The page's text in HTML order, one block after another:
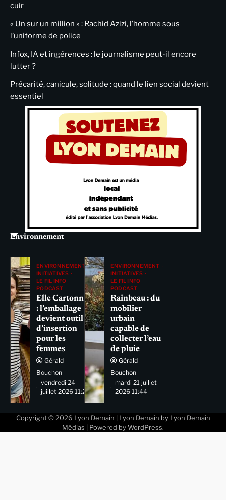
cuir
« Un sur un million » : Rachid Azizi, l’homme sous
l’uniforme de police
Infox, IA et ingérences : le journalisme peut-il encore
lutter ?
Précarité, canicule, solitude : quand le lien social devient
essentiel
Environnement
ENVIRONNEMENT
INITIATIVES
LE FIL INFO
PODCAST
Elle Cartonne
: l’emballage
devient outil
d’insertion
pour les
femmes
Gérald
Bouchon
vendredi 24
juillet 2026 11:29
ENVIRONNEMENT
INITIATIVES
LE FIL INFO
PODCAST
Rainbeau : du
mobilier
urbain
capable de
collecter l’eau
de pluie
Gérald
Bouchon
mardi 21 juillet
2026 11:44
Copyright © 2026 Lyon Demain | Lyon Demain by Lyon Demain
Médias | Powered by WordPress.